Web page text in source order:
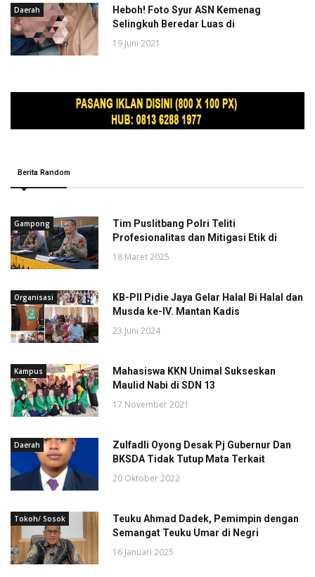
Daerah
Heboh! Foto Syur ASN Kemenag
Selingkuh Beredar Luas di
19 Juni 2021
Berita Random
Gampong
Tim Puslitbang Polri Teliti
Profesionalitas dan Mitigasi Etik di
18 Maret 2025
Organisasi
KB-PII Pidie Jaya Gelar Halal Bi Halal dan
Musda ke-IV. Mantan Kadis
23 Juni 2024
Kampus
Mahasiswa KKN Unimal Sukseskan
Maulid Nabi di SDN 13
17 November 2021
Daerah
Zulfadli Oyong Desak Pj Gubernur Dan
BKSDA Tidak Tutup Mata Terkait
20 Oktober 2022
Tokoh/ Sosok
Teuku Ahmad Dadek, Pemimpin dengan
Semangat Teuku Umar di Negri
16 Januari 2025